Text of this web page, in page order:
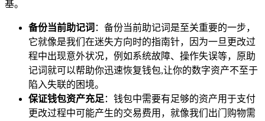
基。
备份当前助记词 ：备份当前助记词是至关重要的一步，
它就像是我们在迷失方向时的指南针，因为一旦更改过
程中出现意外状况，例如系统故障、操作失误等，原助
记词就可以帮助你迅速恢复钱包,让你的数字资产不至于
陷入失联的困境。
保证钱包资产充足 ：钱包中需要有足够的资产用于支付
更改过程中可能产生的交易费用，就像我们出门购物需